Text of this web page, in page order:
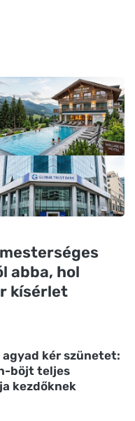
abba, hol
kísérlet
agyad kér szünetet:
böjt teljes
kezdőknek